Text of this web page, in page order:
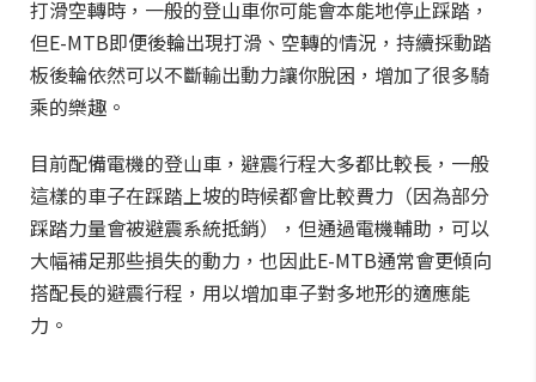
打滑空轉時，一般的登山車你可能會本能地停止踩踏，
但E-MTB即便後輪出現打滑、空轉的情況，持續採動踏
板後輪依然可以不斷輸出動力讓你脫困，增加了很多騎
乘的樂趣。
目前配備電機的登山車，避震行程大多都比較長，一般
這樣的車子在踩踏上坡的時候都會比較費力（因為部分
踩踏力量會被避震系統抵銷），但通過電機輔助，可以
大幅補足那些損失的動力，也因此E-MTB通常會更傾向
搭配長的避震行程，用以增加車子對多地形的適應能
力。